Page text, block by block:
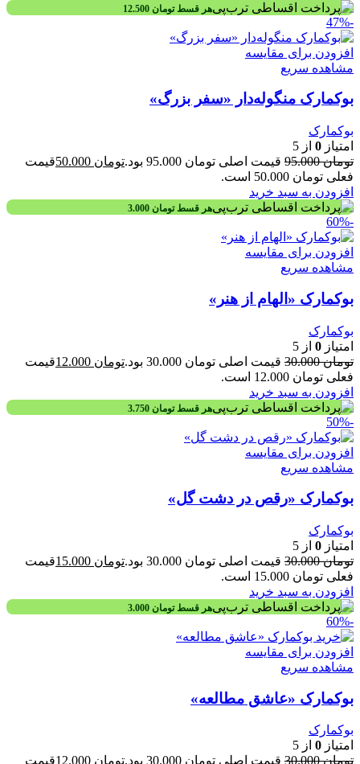
هر قسطتومان
-47%
افزودن برای مقایسه
مشاهده سریع
بوکمارک منگوله‌دار «سفر بزرگ»
بوکمارک
امتیاز 0 از 5
تومان95.000 قیمت اصلی تومان 95.000 بود. تومان
قیمت
فعلی تومان 50.000 است.
افزودن به سبد خرید
هر قسطتومان
-60%
افزودن برای مقایسه
مشاهده سریع
بوکمارک «الهام از هنر»
بوکمارک
امتیاز 0 از 5
تومان30.000 قیمت اصلی تومان 30.000 بود. تومان
قیمت
فعلی تومان 12.000 است.
افزودن به سبد خرید
هر قسطتومان
-50%
افزودن برای مقایسه
مشاهده سریع
بوکمارک «رقص در دشت گل»
بوکمارک
امتیاز 0 از 5
تومان30.000 قیمت اصلی تومان 30.000 بود. تومان
قیمت
فعلی تومان 15.000 است.
افزودن به سبد خرید
هر قسطتومان
-60%
افزودن برای مقایسه
مشاهده سریع
بوکمارک «عاشق مطالعه»
بوکمارک
امتیاز 0 از 5
تومان30.000 قیمت اصلی تومان 30.000 بود. تومان قیمت